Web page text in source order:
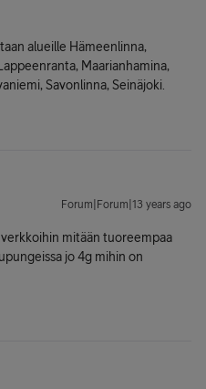
alueille Hämeenlinna,
Maarianhamina,
Savonlinna, Seinäjoki.
Forum|Forum|13 years ago
mitään tuoreempaa
jo 4g mihin on